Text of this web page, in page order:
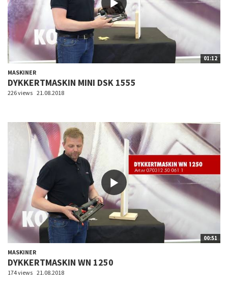
01:12
MASKINER
DYKKERTMASKIN MINI DSK 1555
226 views 21.08.2018
00:51
MASKINER
DYKKERTMASKIN WN 1250
174 views 21.08.2018